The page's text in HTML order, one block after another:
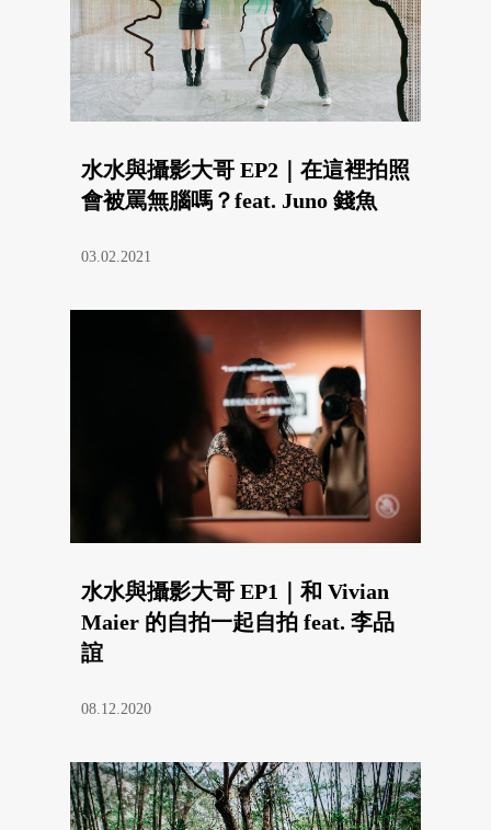
水水與攝影大哥 EP2｜在這裡拍照
會被罵無腦嗎？feat. Juno 錢魚
03.02.2021
水水與攝影大哥 EP1｜和 Vivian
Maier 的自拍一起自拍 feat. 李品
誼
08.12.2020